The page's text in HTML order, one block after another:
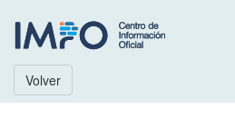
Volver